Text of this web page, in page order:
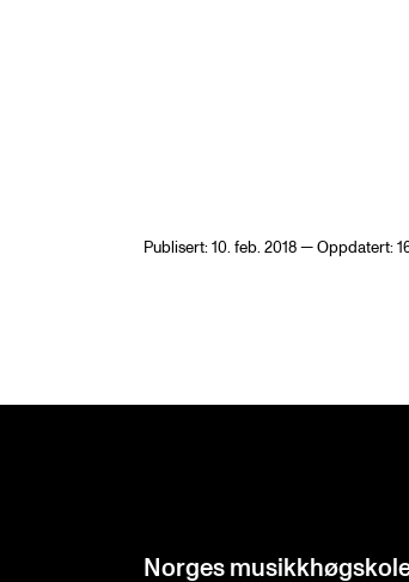
Publisert: 10. feb. 2018 — Oppdatert:
Norges